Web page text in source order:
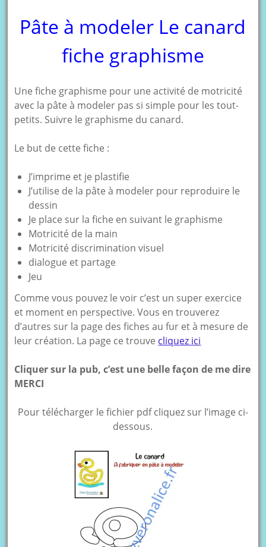
Pâte à modeler Le canard
fiche graphisme
Une fiche graphisme pour une activité de motricité
avec la pâte à modeler pas si simple pour les tout-
petits. Suivre le graphisme du canard.
Le but de cette fiche :
J’imprime et je plastifie
J’utilise de la pâte à modeler pour reproduire le
dessin
Je place sur la fiche en suivant le graphisme
Motricité de la main
Motricité discrimination visuel
dialogue et partage
Jeu
Comme vous pouvez le voir c’est un super exercice
et moment en perspective. Vous en trouverez
d’autres sur la page des fiches au fur et à mesure de
leur création. La page ce trouve cliquez ici
Cliquer sur la pub, c’est une belle façon de me dire
MERCI
Pour télécharger le fichier pdf cliquez sur l’image ci-
dessous.